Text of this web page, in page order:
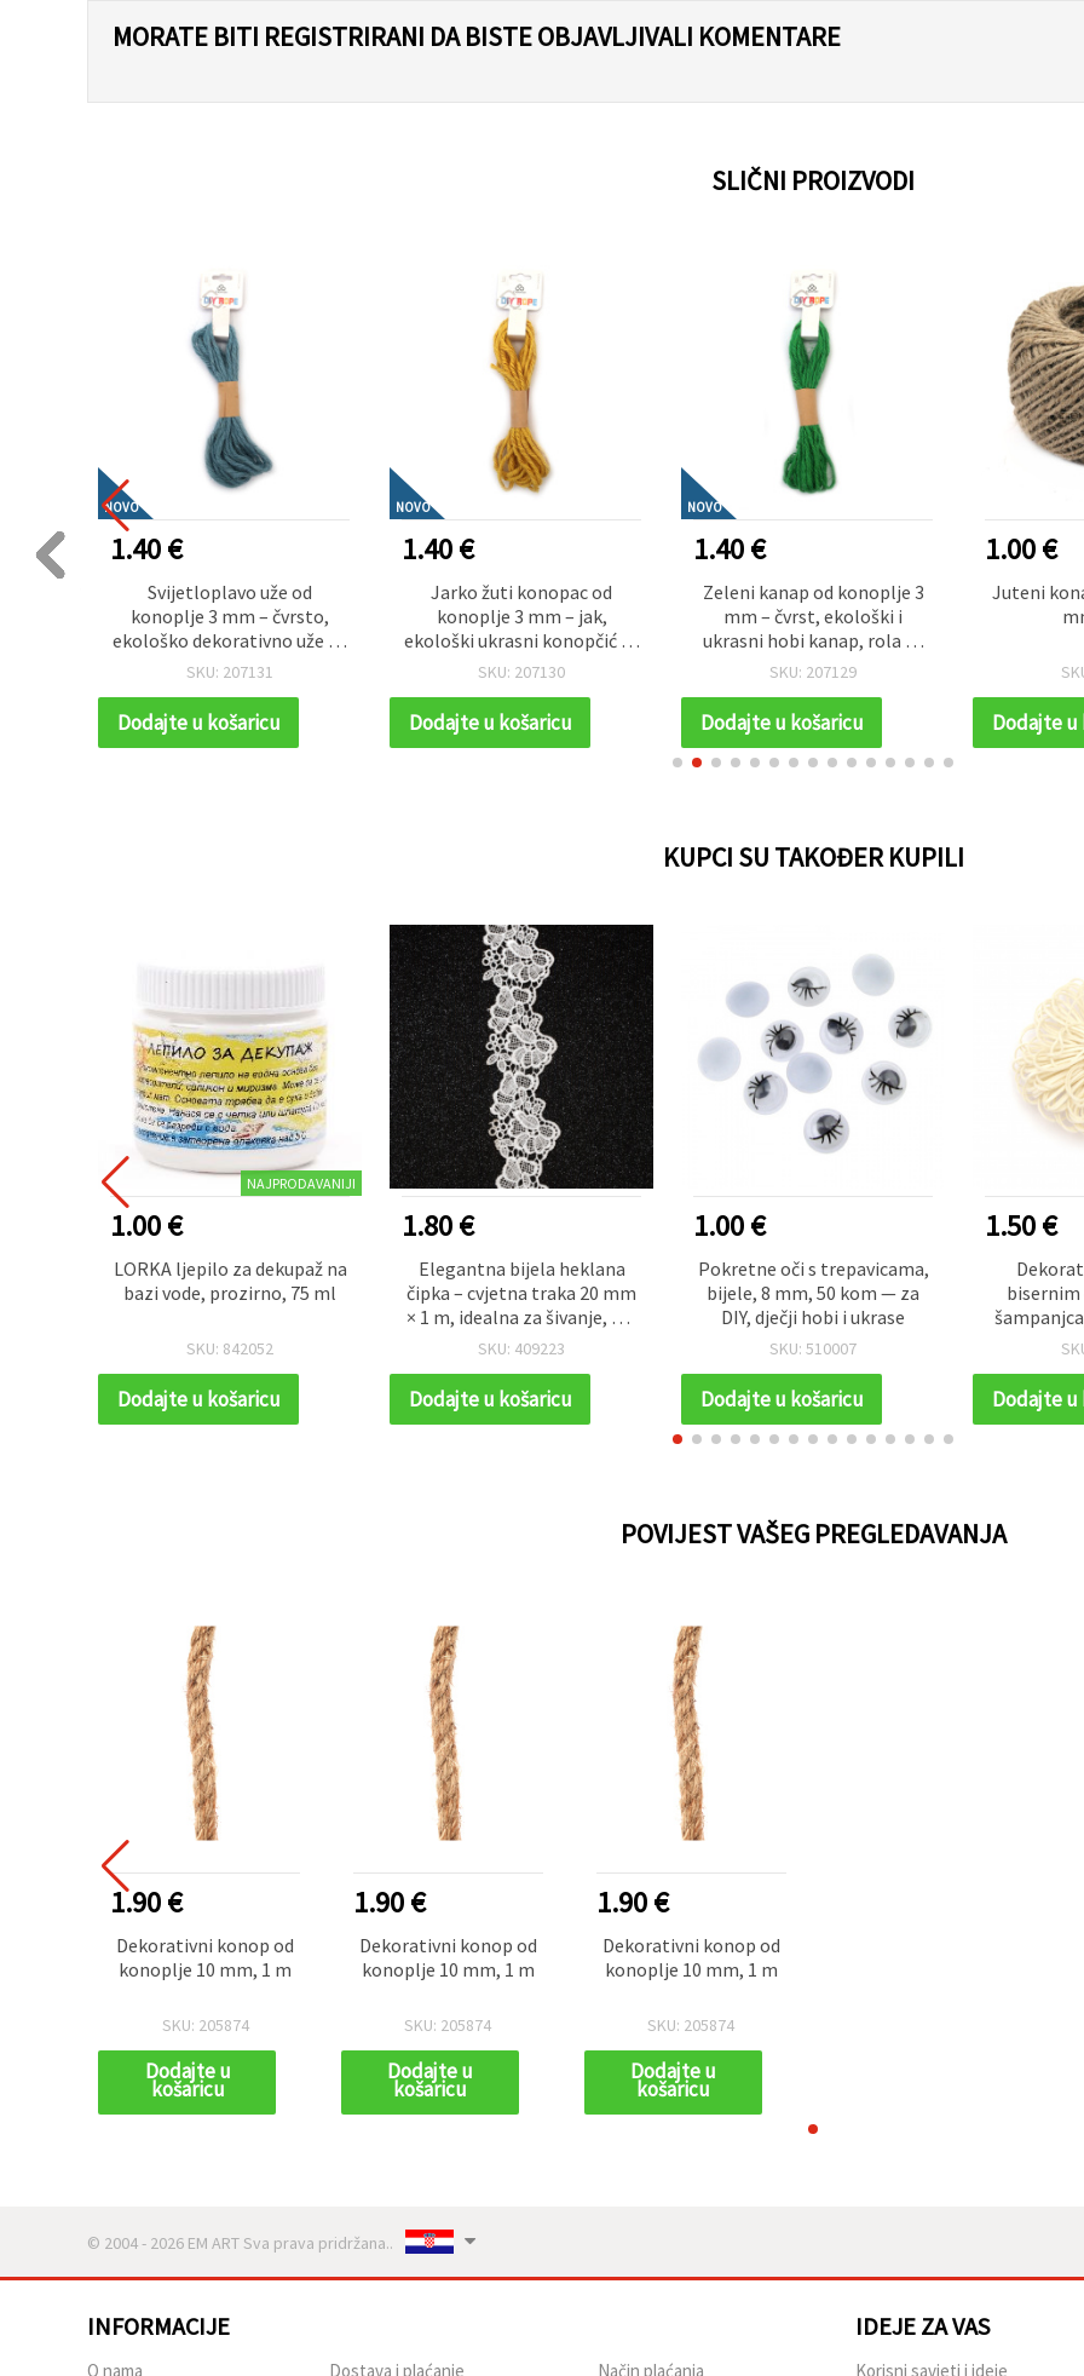
MORATE BITI REGISTRIRANI DA BISTE OBJAVLJIVALI KOMENTARE
SLIČNI PROIZVODI
NOVO
1.40 €
Svijetloplavo uže od
konoplje 3 mm – čvrsto,
ekološko dekorativno uže za
hobi i rukotvorine, cca 5 m
SKU: 207131
Dodajte u košaricu
NOVO
1.40 €
Jarko žuti konopac od
konoplje 3 mm – jak,
ekološki ukrasni konopčić za
hobije i rukotvorine, rola ~5
SKU: 207130
Dodajte u košaricu
NOVO
1.40 €
Zeleni kanap od konoplje 3
mm – čvrst, ekološki i
ukrasni hobi kanap, rola ~5
m
SKU: 207129
Dodajte u košaricu
1.00 €
Juteni
Dodajte u
KUPCI SU TAKOĐER KUPILI
NAJPRODAVANIJI
1.00 €
LORKA ljepilo za dekupaž na
bazi vode, prozirno, 75 ml
SKU: 842052
Dodajte u košaricu
1.80 €
Elegantna bijela heklana
čipka – cvjetna traka 20 mm
× 1 m, idealna za šivanje, DIY
projekte i vjenčane
SKU: 409223
Dodajte u košaricu
1.00 €
Pokretne oči s trepavicama,
bijele, 8 mm, 50 kom — za
DIY, dječji hobi i ukrase
SKU: 510007
Dodajte u košaricu
1.50 €
Dodajte u
POVIJEST VAŠEG PREGLEDAVANJA
1.90 €
Dekorativni konop od
konoplje 10 mm, 1 m
SKU: 205874
Dodajte u
košaricu
1.90 €
Dekorativni konop od
konoplje 10 mm, 1 m
SKU: 205874
Dodajte u
košaricu
1.90 €
Dekorativni konop od
konoplje 10 mm, 1 m
SKU: 205874
Dodajte u
košaricu
© 2004 - 2026 EM ART Sva prava pridržana..
INFORMACIJE
O nama Dostava i plaćanje Način plaćanja
IDEJE ZA VAS
Korisni savjeti i ideje